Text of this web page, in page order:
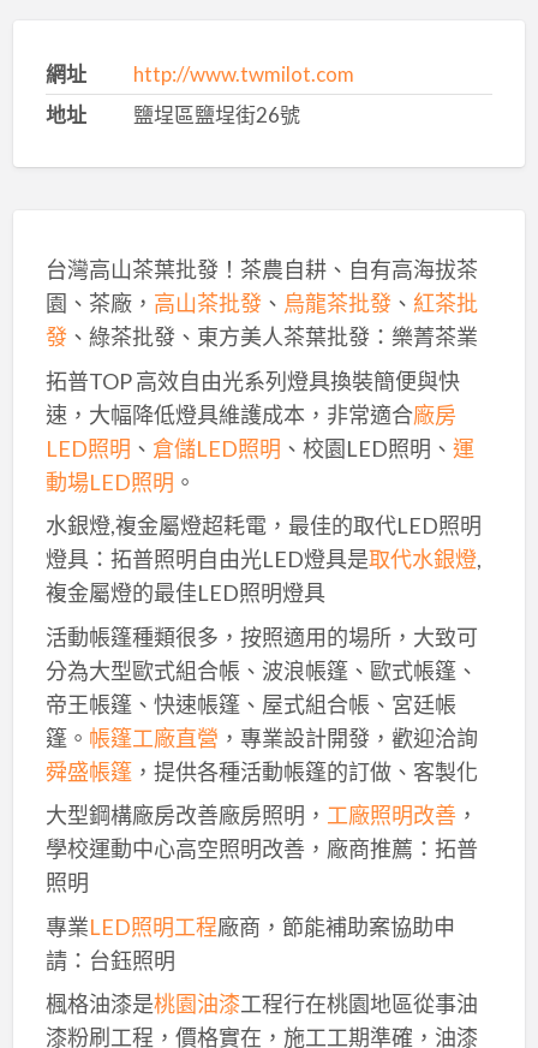
網址
http://www.twmilot.com
地址
鹽埕區鹽埕街26號
台灣高山茶葉批發！茶農自耕、自有高海拔茶
園、茶廠， 高山茶批發、 烏龍茶批發、 紅茶批
發、綠茶批發、東方美人茶葉批發：樂菁茶業
拓普TOP 高效自由光系列燈具換裝簡便與快
速，大幅降低燈具維護成本，非常適合廠房
LED照明 、 倉儲LED照明 、校園LED照明、 運
動場LED照明 。
水銀燈,複金屬燈超耗電，最佳的取代LED照明
燈具：拓普照明自由光LED燈具是取代水銀燈,
複金屬燈的最佳LED照明燈具
活動帳篷種類很多，按照適用的場所，大致可
分為大型歐式組合帳、波浪帳篷、歐式帳篷、
帝王帳篷、快速帳篷、屋式組合帳、宮廷帳
篷。 帳篷工廠直營 ，專業設計開發，歡迎洽詢
舜盛帳篷，提供各種活動帳篷的訂做、客製化
大型鋼構廠房改善廠房照明， 工廠照明改善，
學校運動中心高空照明改善，廠商推薦：拓普
照明
專業LED照明工程廠商，節能補助案協助申
請：台鈺照明
楓格油漆是桃園油漆工程行在桃園地區從事油
漆粉刷工程，價格實在，施工工期準確，油漆